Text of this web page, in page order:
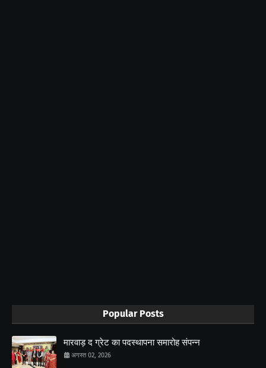
Popular Posts
मारवाड़ द ग्रेट का पदस्थापना समारोह संपन्न
अगस्त 02, 2026